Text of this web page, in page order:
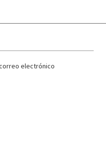
electrónico